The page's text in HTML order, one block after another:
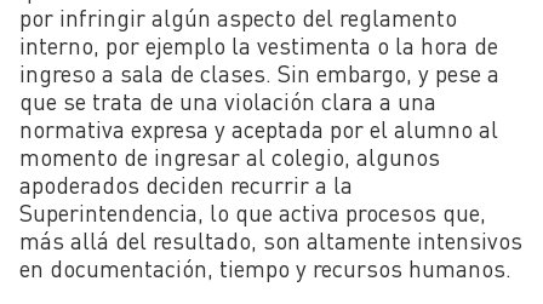
por infringir algún aspecto del reglamento
interno, por ejemplo la vestimenta o la hora de
ingreso a sala de clases. Sin embargo, y pese a
que se trata de una violación clara a una
normativa expresa y aceptada por el alumno al
momento de ingresar al colegio, algunos
apoderados deciden recurrir a la
Superintendencia, lo que activa procesos que,
más allá del resultado, son altamente intensivos
en documentación, tiempo y recursos humanos.